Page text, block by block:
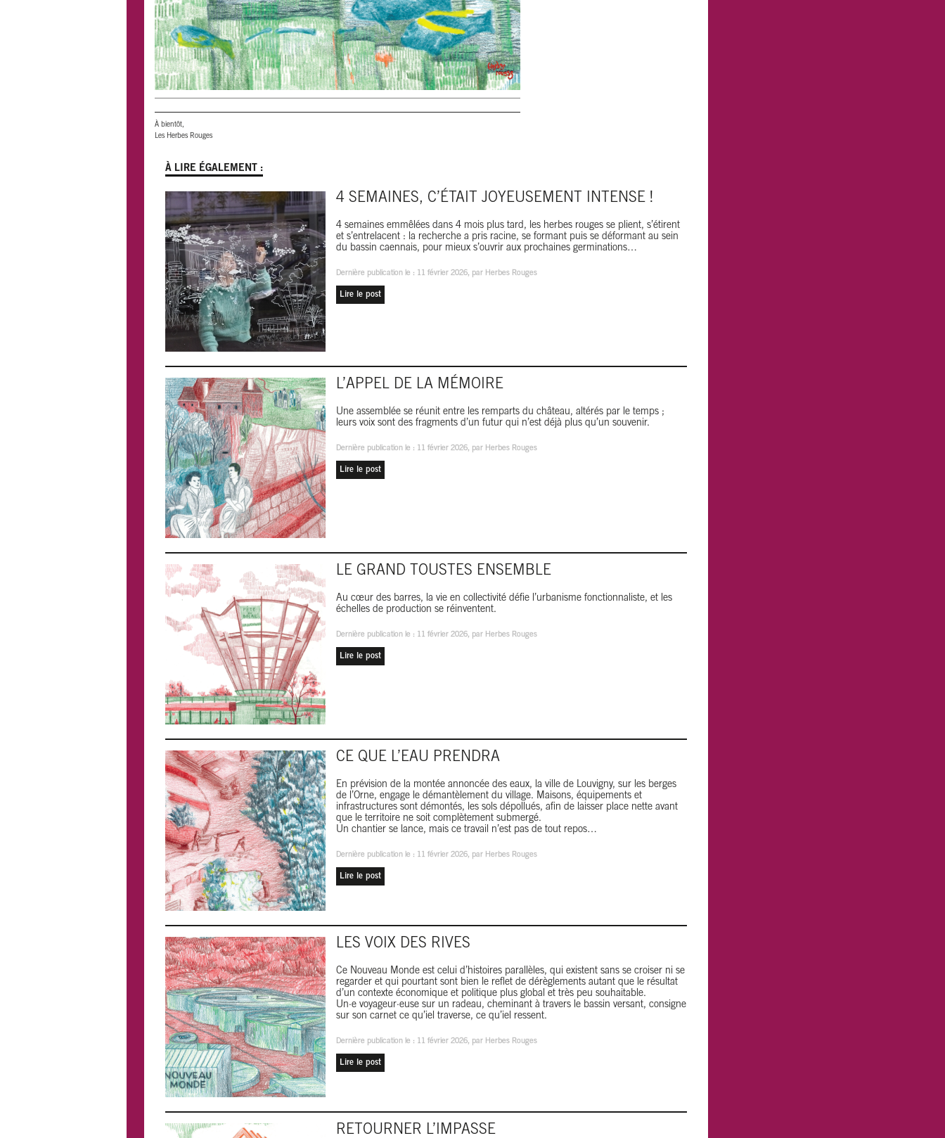
À bientôt,
Les Herbes Rouges
À LIRE ÉGALEMENT :
4 SEMAINES, C’ÉTAIT JOYEUSEMENT INTENSE !
4 semaines emmêlées dans 4 mois plus tard, les herbes rouges se plient, s’étirent
et s’entrelacent : la recherche a pris racine, se formant puis se déformant au sein
du bassin caennais, pour mieux s’ouvrir aux prochaines germinations…
Dernière publication le : 11 février 2026, par Herbes Rouges
Lire le post
L’APPEL DE LA MÉMOIRE
Une assemblée se réunit entre les remparts du château, altérés par le temps ;
leurs voix sont des fragments d’un futur qui n’est déjà plus qu’un souvenir.
Dernière publication le : 11 février 2026, par Herbes Rouges
Lire le post
LE GRAND TOUSTES ENSEMBLE
Au cœur des barres, la vie en collectivité défie l’urbanisme fonctionnaliste, et les
échelles de production se réinventent.
Dernière publication le : 11 février 2026, par Herbes Rouges
Lire le post
CE QUE L’EAU PRENDRA
En prévision de la montée annoncée des eaux, la ville de Louvigny, sur les berges
de l’Orne, engage le démantèlement du village. Maisons, équipements et
infrastructures sont démontés, les sols dépollués, afin de laisser place nette avant
que le territoire ne soit complètement submergé.
Un chantier se lance, mais ce travail n’est pas de tout repos…
Dernière publication le : 11 février 2026, par Herbes Rouges
Lire le post
LES VOIX DES RIVES
Ce Nouveau Monde est celui d’histoires parallèles, qui existent sans se croiser ni se
regarder et qui pourtant sont bien le reflet de dérèglements autant que le résultat
d’un contexte économique et politique plus global et très peu souhaitable.
Un·e voyageur·euse sur un radeau, cheminant à travers le bassin versant, consigne
sur son carnet ce qu’iel traverse, ce qu’iel ressent.
Dernière publication le : 11 février 2026, par Herbes Rouges
Lire le post
RETOURNER L’IMPASSE